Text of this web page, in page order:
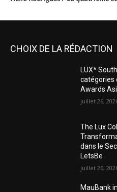
CHOIX DE LA RÉDACTION
LUX*
catégories
Awards
juillet 26,
The Lux
dans le
LetsBe
juillet 26,
MauBank